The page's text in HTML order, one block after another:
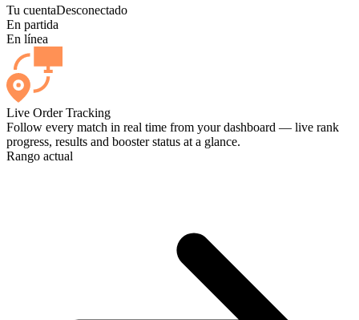
Tu cuentaDesconectado
En partida
En línea
Live Order Tracking
Follow every match in real time from your dashboard — live rank
progress, results and booster status at a glance.
Rango actual